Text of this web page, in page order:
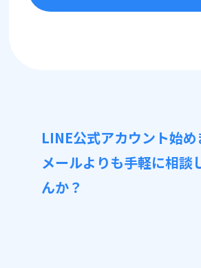
LINE公式アカウント始め
メールよりも手軽に相談
んか？